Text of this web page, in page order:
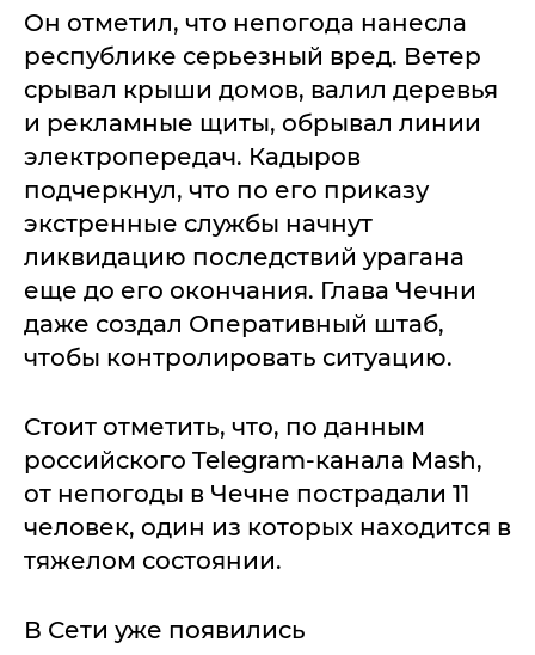
Он отметил, что непогода нанесла
республике серьезный вред. Ветер
срывал крыши домов, валил деревья
и рекламные щиты, обрывал линии
электропередач. Кадыров
подчеркнул, что по его приказу
экстренные службы начнут
ликвидацию последствий урагана
еще до его окончания. Глава Чечни
даже создал Оперативный штаб,
чтобы контролировать ситуацию.
Стоит отметить, что, по данным
российского Telegram-канала Mash,
от непогоды в Чечне пострадали 11
человек, один из которых находится в
тяжелом состоянии.
В Сети уже появились